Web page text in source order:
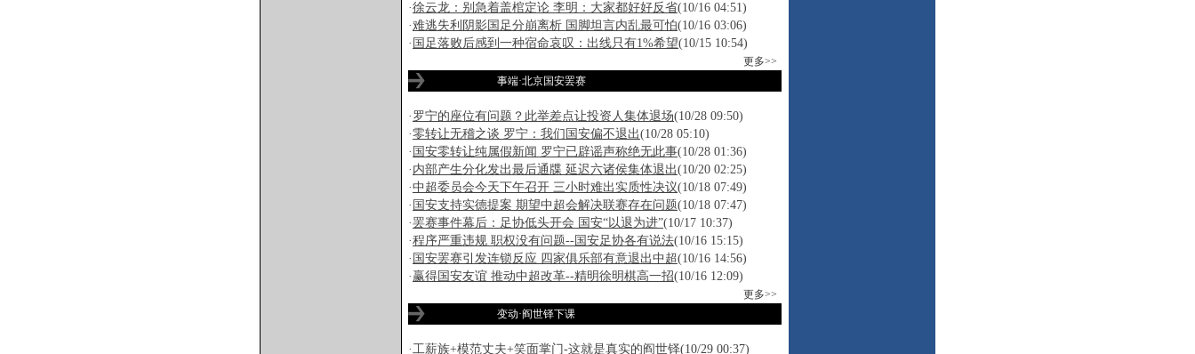
·徐云龙：别急着盖棺定论 李明：大家都好好反省(10/16 04:51)
·难逃失利阴影国足分崩离析 国脚坦言内乱最可怕(10/16 03:06)
· 国足落败后感到一种宿命哀叹：出线只有1%希望(10/15 10:54)
更多>>
事端·北京国安罢赛
· 罗宁的座位有问题？此举差点让投资人集体退场(10/28 09:50)
·零转让无稽之谈 罗宁：我们国安偏不退出(10/28 05:10)
· 国安零转让纯属假新闻 罗宁已辟谣声称绝无此事(10/28 01:36)
· 内部产生分化发出最后通牒 延迟六诸侯集体退出(10/20 02:25)
·中超委员会今天下午召开 三小时难出实质性决议(10/18 07:49)
· 国安支持实德提案 期望中超会解决联赛存在问题(10/18 07:47)
·罢赛事件幕后：足协低头开会 国安“以退为进”(10/17 10:37)
·程序严重违规 职权没有问题--国安足协各有说法(10/16 15:15)
· 国安罢赛引发连锁反应 四家俱乐部有意退出中超(10/16 14:56)
· 赢得国安友谊 推动中超改革--精明徐明棋高一招(10/16 12:09)
更多>>
变动·阎世铎下课
·工薪族+模范丈夫+笑面掌门-这就是真实的阎世铎(10/29 00:37)